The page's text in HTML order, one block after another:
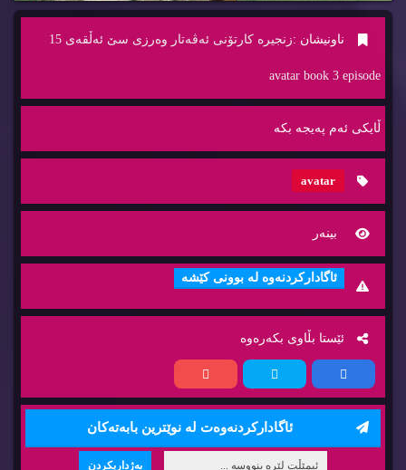
ناونیشان : زنجیره‌ كارتۆنی ئه‌ڤه‌تار وه‌رزی سێ ئه‌ڵقه‌ی 15
avatar book 3 episode
ڵایكی ئه‌م په‌یجه‌ بكه‌
avatar
بینه‌ر
ئاگاداركردنه‌وه‌ له‌ بوونی كێشه‌
ئێستا بڵاوی بكه‌ره‌وه‌
ئاگاداركردنه‌وه‌ت له‌ نوێترین بابه‌ته‌كان